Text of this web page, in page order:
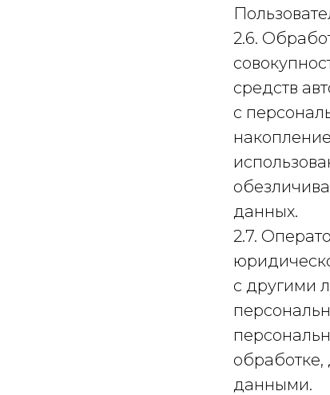
2.6.
средств
с
данных.
2.7.
с другими
данными.